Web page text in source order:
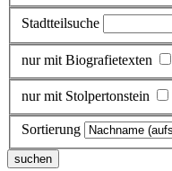
Stadtteilsuche
nur mit Biografietexten
nur mit Stolpertonstein
Sortierung